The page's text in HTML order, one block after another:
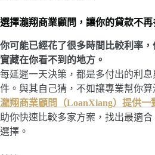
選擇瀧翔商業顧問，讓你的貸款不
你可能已經花了很多時間比較利率
實藏在你看不到的地方。
每延遲一天決策，都是多付出的利
件。與其自己猜，不如讓專業幫你算
瀧翔商業顧問（LoanXiang）提供一
助你快速比較多家方案，找出最適
選擇。